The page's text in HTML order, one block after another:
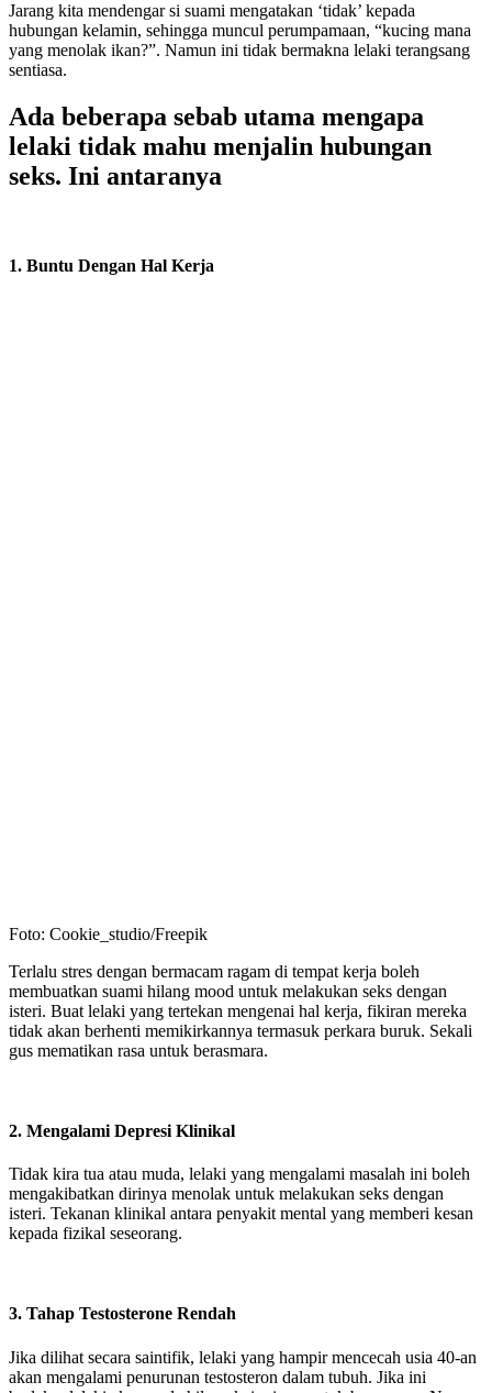
Jarang kita mendengar si suami mengatakan ‘tidak’ kepada
hubungan kelamin, sehingga muncul perumpamaan, “kucing mana
yang menolak ikan?”. Namun ini tidak bermakna lelaki terangsang
sentiasa.
Ada beberapa sebab utama mengapa
lelaki tidak mahu menjalin hubungan
seks. Ini antaranya
1. Buntu Dengan Hal Kerja
Foto: Cookie_studio/Freepik
Terlalu stres dengan bermacam ragam di tempat kerja boleh
membuatkan suami hilang mood untuk melakukan seks dengan
isteri. Buat lelaki yang tertekan mengenai hal kerja, fikiran mereka
tidak akan berhenti memikirkannya termasuk perkara buruk. Sekali
gus mematikan rasa untuk berasmara.
2. Mengalami Depresi Klinikal
Tidak kira tua atau muda, lelaki yang mengalami masalah ini boleh
mengakibatkan dirinya menolak untuk melakukan seks dengan
isteri. Tekanan klinikal antara penyakit mental yang memberi kesan
kepada fizikal seseorang.
3. Tahap Testosterone Rendah
Jika dilihat secara saintifik, lelaki yang hampir mencecah usia 40-an
akan mengalami penurunan testosteron dalam tubuh. Jika ini